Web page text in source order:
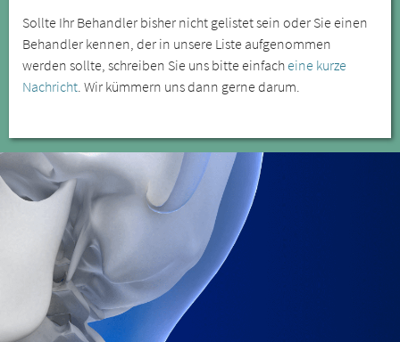
Sollte Ihr Behandler bisher nicht gelistet sein oder Sie einen
Behandler kennen, der in unsere Liste aufgenommen
werden sollte, schreiben Sie uns bitte einfacheine kurze
Nachricht . Wir kümmern uns dann gerne darum.